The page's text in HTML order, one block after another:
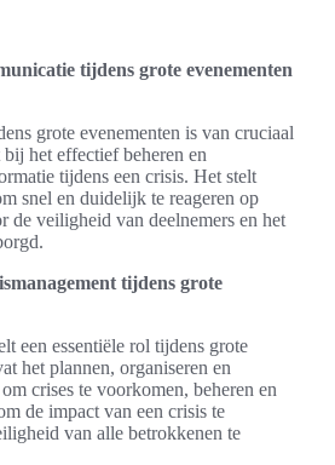
tijdens grote evenementen
grote evenementen is van cruciaal
het effectief beheren en
tijdens een crisis. Het stelt
snel en duidelijk te reageren op
de veiligheid van deelnemers en het
tijdens grote
een essentiële rol tijdens grote
het plannen, organiseren en
crises te voorkomen, beheren en
de impact van een crisis te
van alle betrokkenen te